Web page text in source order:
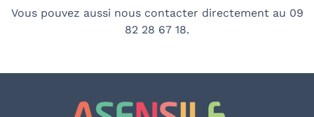
Vous pouvez aussi nous contacter directement au 09
82 28 67 18.